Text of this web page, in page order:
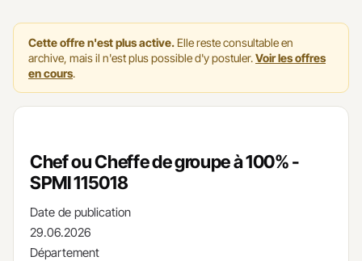
Cette offre n'est plus active. Elle reste consultable en
archive, mais il n'est plus possible d'y postuler.Voir les offres
en cours.
Chef ou Cheffe de groupe à 100% -
SPMI 115018
Date de publication
29.06.2026
Département